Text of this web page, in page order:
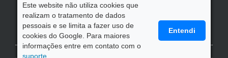
Este website não utiliza cookies que
realizam o tratamento de dados
pessoais e se limita a fazer uso de
cookies do Google. Para maiores
informações entre em contato com o
suporte.
Entendi